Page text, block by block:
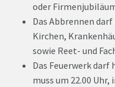
oder
Das Abbrennen
Kirchen,
sowie Reet- und
Das Feuerwerk darf
muss um 22.00